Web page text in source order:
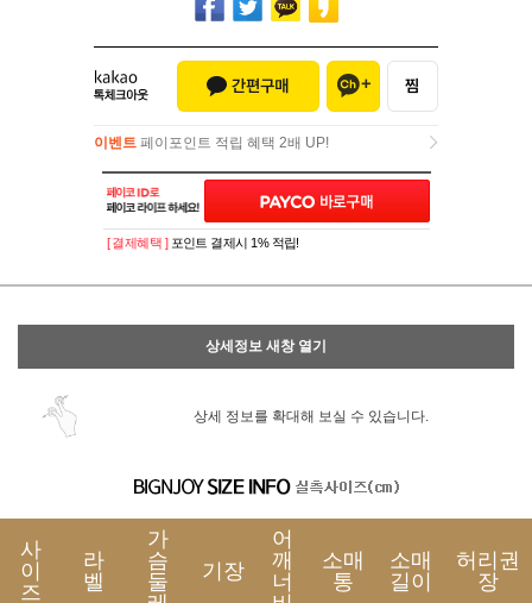
이벤트 페이포인트 적립 혜택 2배 UP!
이벤트페이포인트 적립 혜택 2배 UP!
[ 결제혜택 ] 포인트 결제시 1% 적립!
상세정보 새창 열기
상세 정보를 확대해 보실 수 있습니다.
사
이
즈
라
벨
가
슴
둘
기장
어
깨
너
소매
통
소매
길이
허리권
장